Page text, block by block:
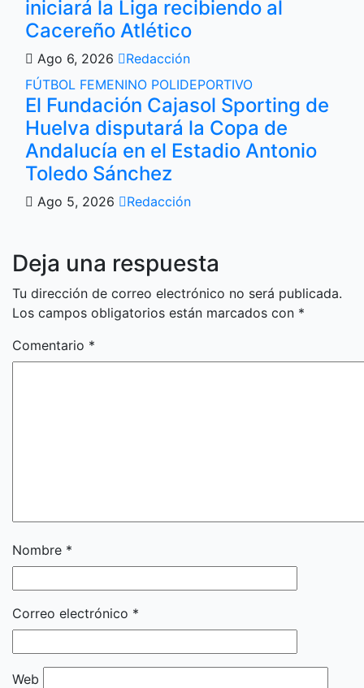
iniciará la Liga recibiendo al
Cacereño Atlético
Ago 6, 2026
Redacción
FÚTBOL FEMENINO POLIDEPORTIVO
El Fundación Cajasol Sporting de
Huelva disputará la Copa de
Andalucía en el Estadio Antonio
Toledo Sánchez
Ago 5, 2026 Redacción
Deja una respuesta
Tu dirección de correo electrónico no será publicada.
Los campos obligatorios están marcados con *
Comentario *
Nombre *
Correo electrónico *
Web